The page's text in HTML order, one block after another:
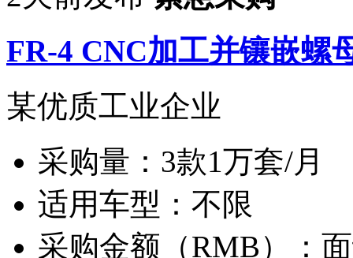
FR-4 CNC加工并镶嵌螺
某优质工业企业
采购量： 3款1万套/月
适用车型： 不限
采购金额（RMB）：